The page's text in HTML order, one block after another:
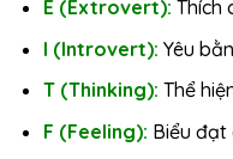
E (Extrovert): Thích
I (Introvert): Yêu
T (Thinking): Thể
F (Feeling): Biểu đạt